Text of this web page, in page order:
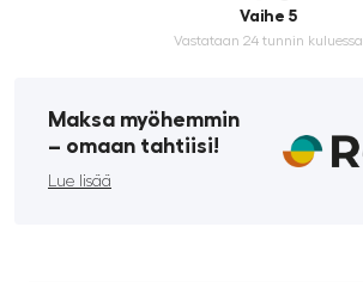
Vaihe 5
Vastataan 24 tunnin kuluessa
Maksa myöhemmin
­– omaan tahtiisi!
Lue lisää